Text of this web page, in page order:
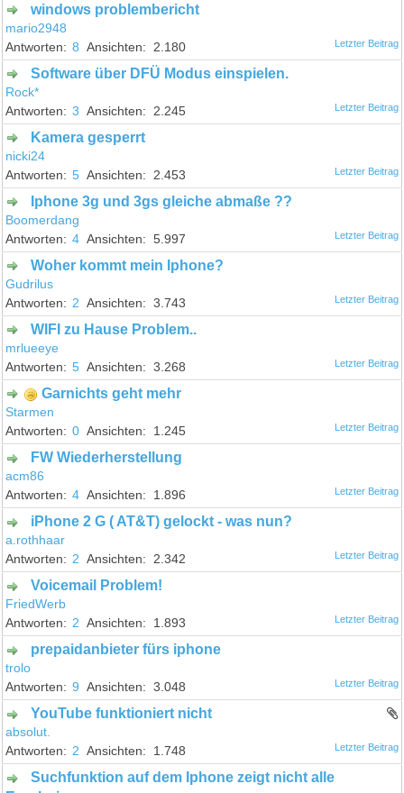
windows problembericht
mario2948
8
2.180
Software über DFÜ Modus einspielen.
Rock*
3
2.245
Kamera gesperrt
nicki24
5
2.453
Iphone 3g und 3gs gleiche abmaße ??
Boomerdang
4
5.997
Woher kommt mein Iphone?
Gudrilus
2
3.743
WIFI zu Hause Problem..
mrlueeye
5
3.268
Garnichts geht mehr
Starmen
0
1.245
FW Wiederherstellung
acm86
4
1.896
iPhone 2 G ( AT&T) gelockt - was nun?
a.rothhaar
2
2.342
Voicemail Problem!
FriedWerb
2
1.893
prepaidanbieter fürs iphone
trolo
9
3.048
YouTube funktioniert nicht
absolut.
2
1.748
Suchfunktion auf dem Iphone zeigt nicht alle